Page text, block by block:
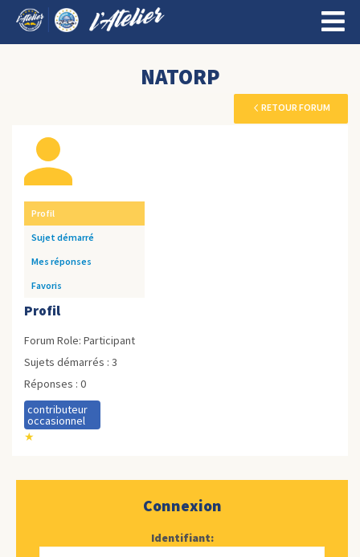
NATORP
RETOUR FORUM
Profil
Sujet démarré
Mes réponses
Favoris
Profil
Forum Role: Participant
Sujets démarrés : 3
Réponses : 0
contributeur
occasionnel
★
Connexion
Identifiant: